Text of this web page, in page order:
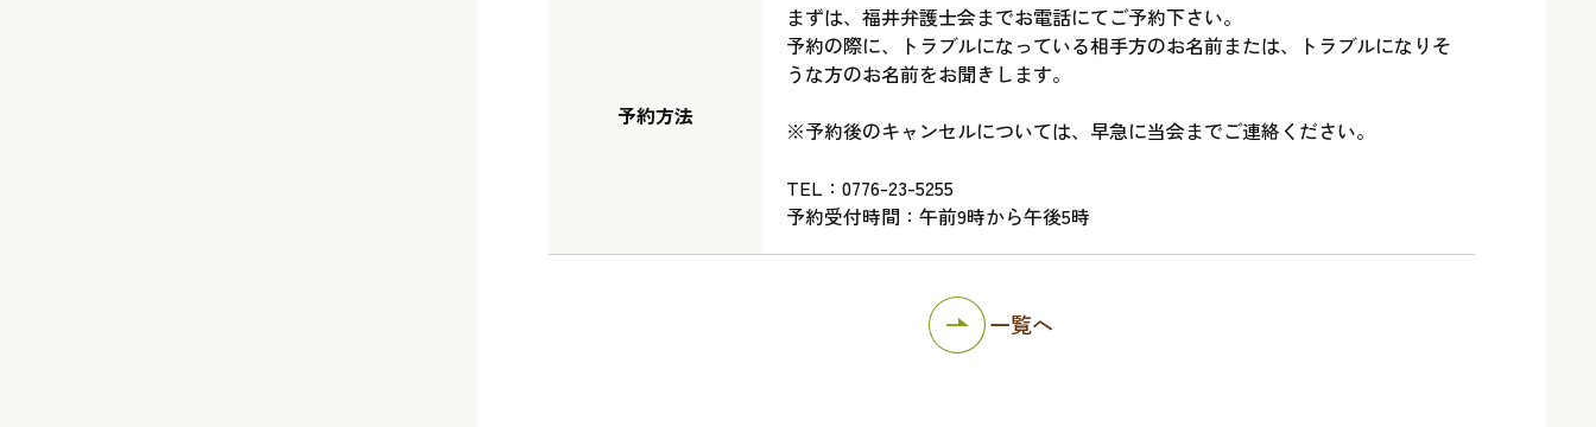
予約方法
まずは、福井弁護士会までお電話にてご予約下さい。
予約の際に、トラブルになっている相手方のお名前または、トラブルになりそ
うな方のお名前をお聞きします。
※予約後のキャンセルについては、早急に当会までご連絡ください。
TEL：0776-23-5255
予約受付時間：午前9時から午後5時
一覧へ